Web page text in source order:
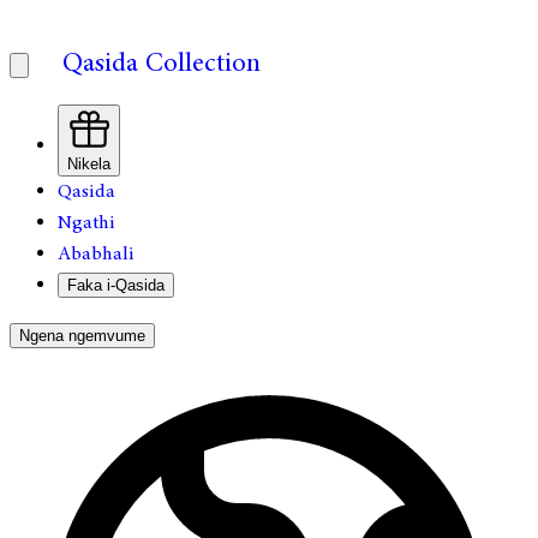
Qasida Collection
Nikela
Qasida
Ngathi
Ababhali
Faka i-Qasida
Ngena ngemvume